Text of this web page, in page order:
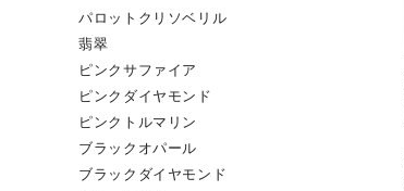
パロットクリソベリル
翡翠
ピンクサファイア
ピンクダイヤモンド
ピンクトルマリン
ブラックオパール
ブラックダイヤモンド